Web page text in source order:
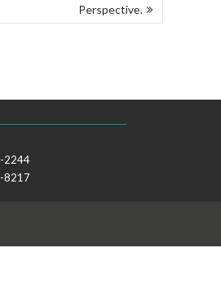
Perspective.
2244
8217